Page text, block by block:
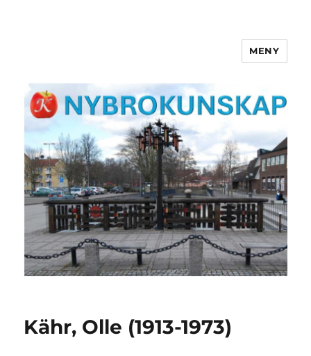
MENY
Kähr, Olle (1913-1973)